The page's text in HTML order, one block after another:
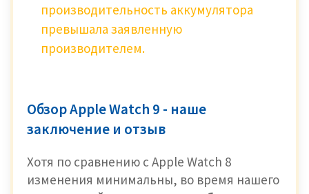
производительность аккумулятора
превышала заявленную
производителем.
Обзор Apple Watch 9 - наше
заключение и отзыв
Хотя по сравнению с Apple Watch 8
изменения минимальны, во время нашего